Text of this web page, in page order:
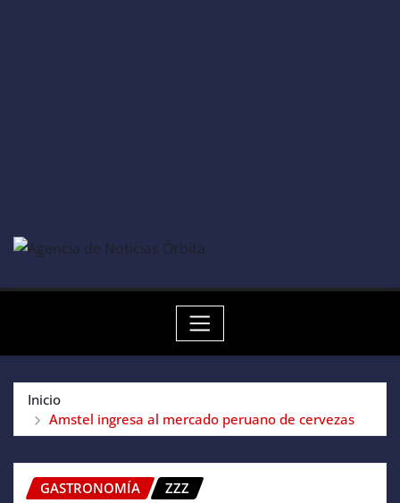
Inicio
Amstel ingresa al mercado peruano de cervezas
GASTRONOMÍA ZZZ